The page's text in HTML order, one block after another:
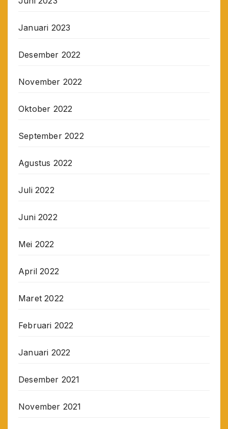
Januari 2023
Desember 2022
November 2022
Oktober 2022
September 2022
Agustus 2022
Juli 2022
Juni 2022
Mei 2022
April 2022
Maret 2022
Februari 2022
Januari 2022
Desember 2021
November 2021